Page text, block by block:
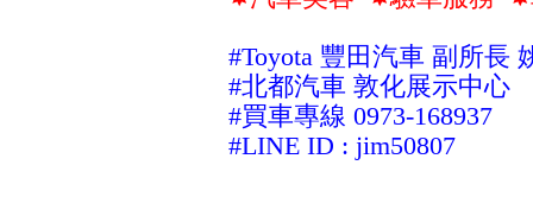
#Toyota 豐田汽車 副所長
#北都汽車 敦化展示中心
#買車專線 0973-168937
#LINE ID : jim50807